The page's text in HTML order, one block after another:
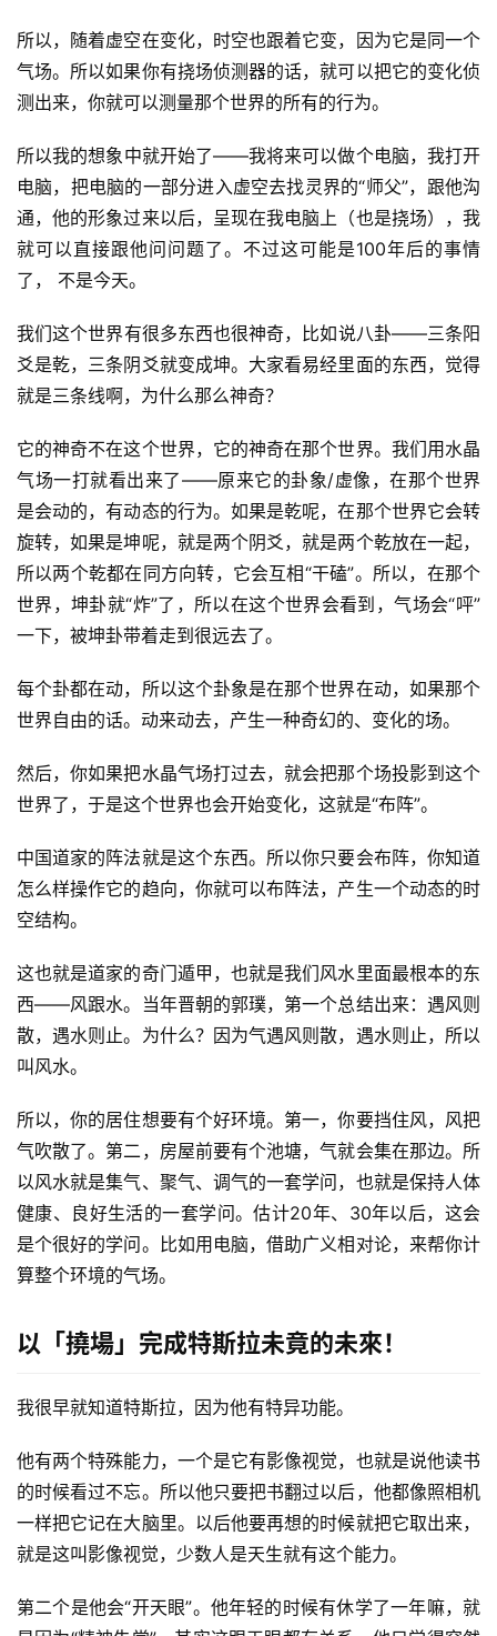
所以，随着虚空在变化，时空也跟着它变，因为它是同一个
气场。所以如果你有挠场侦测器的话，就可以把它的变化侦
测出来，你就可以测量那个世界的所有的行为。
所以我的想象中就开始了——我将来可以做个电脑，我打开
电脑，把电脑的一部分进入虚空去找灵界的“师父”，跟他沟
通，他的形象过来以后，呈现在我电脑上（也是挠场），我
就可以直接跟他问问题了。不过这可能是100年后的事情
了， 不是今天。
我们这个世界有很多东西也很神奇，比如说八卦——三条阳
爻是乾，三条阴爻就变成坤。大家看易经里面的东西，觉得
就是三条线啊，为什么那么神奇？
它的神奇不在这个世界，它的神奇在那个世界。我们用水晶
气场一打就看出来了——原来它的卦象/虚像，在那个世界
是会动的，有动态的行为。如果是乾呢，在那个世界它会转
旋转，如果是坤呢，就是两个阴爻，就是两个乾放在一起，
所以两个乾都在同方向转，它会互相“干磕”。所以，在那个
世界，坤卦就“炸”了，所以在这个世界会看到，气场会“呯”
一下，被坤卦带着走到很远去了。
每个卦都在动，所以这个卦象是在那个世界在动，如果那个
世界自由的话。动来动去，产生一种奇幻的、变化的场。
然后，你如果把水晶气场打过去，就会把那个场投影到这个
世界了，于是这个世界也会开始变化，这就是“布阵”。
中国道家的阵法就是这个东西。所以你只要会布阵，你知道
怎么样操作它的趋向，你就可以布阵法，产生一个动态的时
空结构。
这也就是道家的奇门遁甲，也就是我们风水里面最根本的东
西——风跟水。当年晋朝的郭璞，第一个总结出来：遇风则
散，遇水则止。为什么？因为气遇风则散，遇水则止，所以
叫风水。
所以，你的居住想要有个好环境。第一，你要挡住风，风把
气吹散了。第二，房屋前要有个池塘，气就会集在那边。所
以风水就是集气、聚气、调气的一套学问，也就是保持人体
健康、良好生活的一套学问。估计20年、30年以后，这会
是个很好的学问。比如用电脑，借助广义相对论，来帮你计
算整个环境的气场。
以「撓場」完成特斯拉未竟的未來！
我很早就知道特斯拉，因为他有特异功能。
他有两个特殊能力，一个是它有影像视觉，也就是说他读书
的时候看过不忘。所以他只要把书翻过以后，他都像照相机
一样把它记在大脑里。以后他要再想的时候就把它取出来，
就是这叫影像视觉，少数人是天生就有这个能力。
第二个是他会“开天眼”。他年轻的时候有休学了一年嘛，就